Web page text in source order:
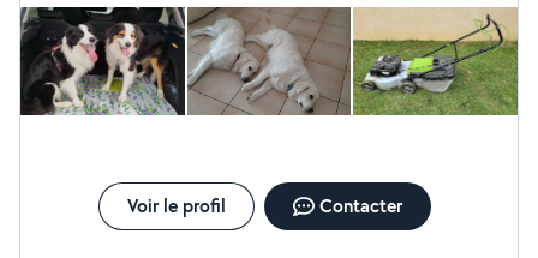
électrique, karcher,échelle 5m,souffleur électrique,
perceuse sur batterie,perceuse électrique,
Tronçonneuse télescopique thermique
Voir le profil Contacter